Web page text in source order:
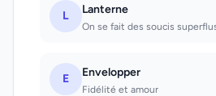
L Lanterne
E Envelopper
Fidélité et amour